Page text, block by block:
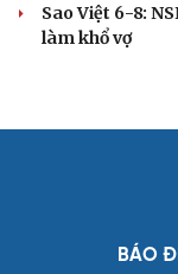
Sao Việt 6-8:
làm khổ vợ
BÁO